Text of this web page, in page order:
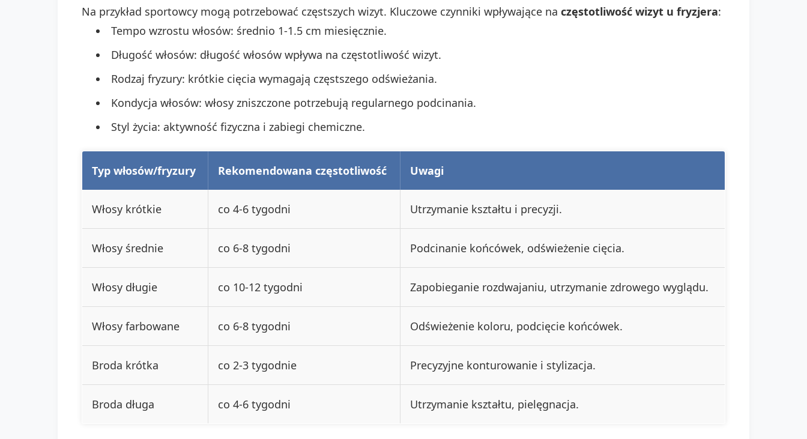
Na przykład sportowcy mogą potrzebować częstszych wizyt. Kluczowe czynniki wpływające na częstotliwość wizyt u fryzjera:
Tempo wzrostu włosów: średnio 1-1.5 cm miesięcznie.
Długość włosów: długość włosów wpływa na częstotliwość wizyt.
Rodzaj fryzury: krótkie cięcia wymagają częstszego odświeżania.
Kondycja włosów: włosy zniszczone potrzebują regularnego podcinania.
Styl życia: aktywność fizyczna i zabiegi chemiczne.
Typ włosów/fryzury Rekomendowana częstotliwość Uwagi
Włosy krótkie co 4-6 tygodni Utrzymanie kształtu i precyzji.
Włosy średnie co 6-8 tygodni Podcinanie końcówek, odświeżenie cięcia.
Włosy długie co 10-12 tygodni Zapobieganie rozdwajaniu, utrzymanie zdrowego wyglądu.
Włosy farbowane co 6-8 tygodni Odświeżenie koloru, podcięcie końcówek.
Broda krótka co 2-3 tygodnie Precyzyjne konturowanie i stylizacja.
Broda długa co 4-6 tygodni Utrzymanie kształtu, pielęgnacja.